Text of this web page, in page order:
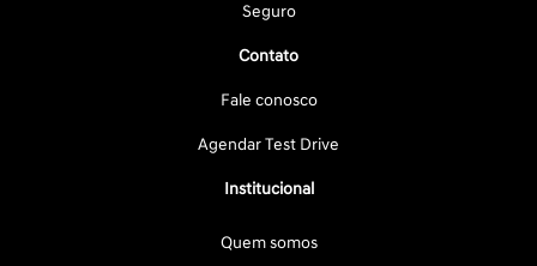
Seguro
Contato
Fale conosco
Agendar Test Drive
Institucional
Quem somos